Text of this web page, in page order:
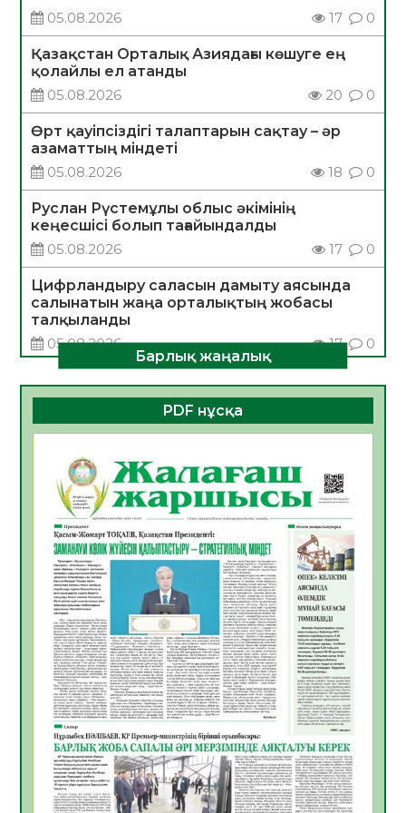
05.08.2026
17 0
Қазақстан Орталық Азиядағы көшуге ең
қолайлы ел атанды
05.08.2026
20 0
Өрт қауіпсіздігі талаптарын сақтау – әр
азаматтың міндеті
05.08.2026
18 0
Руслан Рүстемұлы облыс әкімінің
кеңесшісі болып тағайындалды
05.08.2026
17 0
Цифрландыру саласын дамыту аясында
салынатын жаңа орталықтың жобасы
талқыланды
05.08.2026
17 0
құралдарының таныстырылымы өтті
05.08.2026
18 0
Қазақстандықтардың 72,3%-ы жаңа
Құрылтай үшін дауыс беруге дайын
05.08.2026
19
ӘРБІР ДАУЫС – ҚОҒАМ ДАМУЫНА
ҚОСЫЛҒАН ҮЛЕС
05.08.2026
26
ҚҰРЫЛТАЙ САЙЛАУЫ – БІРЛІК ПЕН
ЖАУАПКЕРШІЛІККЕ БАСТАЙТЫН ҚАДАМ
05.08.2026
24
Мектептен – Ұлттық ұлан сапына
04.08.2026
34
Үкіметтік емес ұйымдарға арналған
сыйлықақы конкурсына өтінім қабылдау
басталды
04.08.2026
38
Барлық жаңалық
PDF нұсқа